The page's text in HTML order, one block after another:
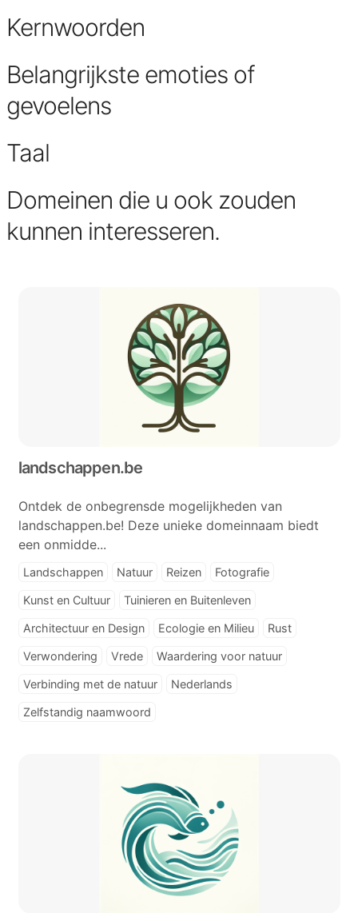
Kernwoorden
Belangrijkste emoties of
gevoelens
Taal
Domeinen die u ook zouden
kunnen interesseren.
landschappen.be
Ontdek de onbegrensde mogelijkheden van
landschappen.be! Deze unieke domeinnaam biedt
een onmidde...
Landschappen Natuur Reizen Fotografie
Kunst en Cultuur Tuinieren en Buitenleven
Architectuur en Design Ecologie en Milieu Rust
Verwondering Vrede Waardering voor natuur
Verbinding met de natuur Nederlands
Zelfstandig naamwoord